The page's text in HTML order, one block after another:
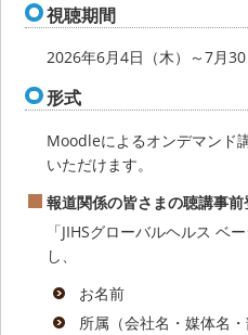
視聴期間
2026年6月4日（木）～7月30
形式
Moodleによるオンデマンド
いただけます。
報道関係の皆さまの聴講事
「JIHSグローバルヘルス ベ
し、
お名前
所属（会社名・媒体名・